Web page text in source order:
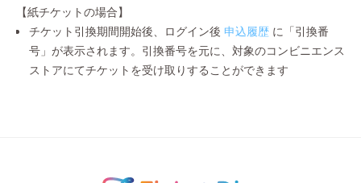
【紙チケットの場合】
チケット引換期間開始後、ログイン後 申込履歴 に「引換番
号」が表示されます。引換番号を元に、対象のコンビニエンス
ストアにてチケットを受け取りすることができます